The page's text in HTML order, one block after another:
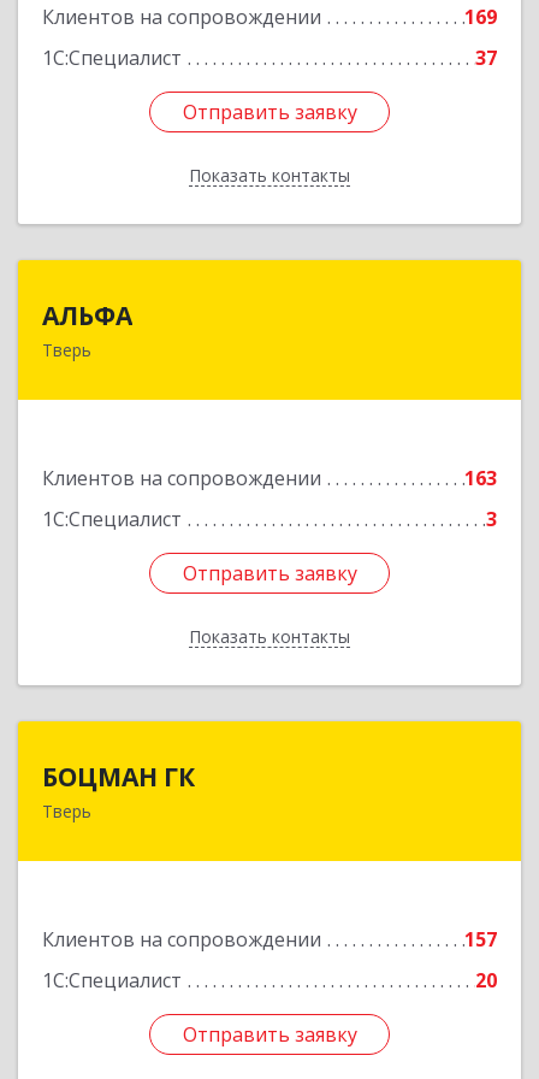
Клиентов на сопровождении
169
1С:Специалист
37
Отправить заявку
Показать контакты
Отправить заявку
Назад
АЛЬФА
Тверь
Клиентов на сопровождении
163
1С:Специалист
3
Отправить заявку
Показать контакты
170002, Тверская обл, Тверь г, Чайковского пр-
Отправить заявку
Назад
БОЦМАН ГК
Тверь
Клиентов на сопровождении
157
1С:Специалист
20
Отправить заявку
Отправить заявку